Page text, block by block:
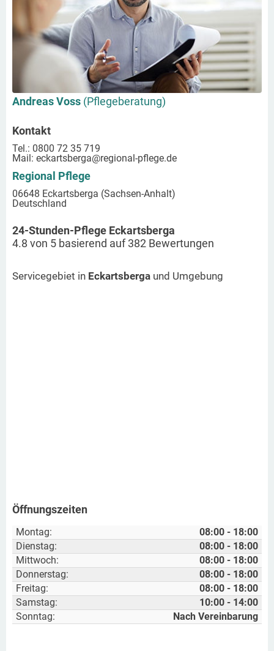
Andreas Voss (Pflegeberatung)
Kontakt
Tel.: 0800 72 35 719
Mail: eckartsberga@regional-pflege.de
Regional Pflege
06648 Eckartsberga (Sachsen-Anhalt)
Deutschland
24-Stunden-Pflege Eckartsberga
4.8 von 5 basierend auf382 Bewertungen
Servicegebiet in Eckartsberga und Umgebung
Öffnungszeiten
Montag:
08:00 - 18:00
Dienstag:
08:00 - 18:00
Mittwoch:
08:00 - 18:00
Donnerstag:
08:00 - 18:00
Freitag:
08:00 - 18:00
Samstag:
10:00 - 14:00
Sonntag:
Nach Vereinbarung